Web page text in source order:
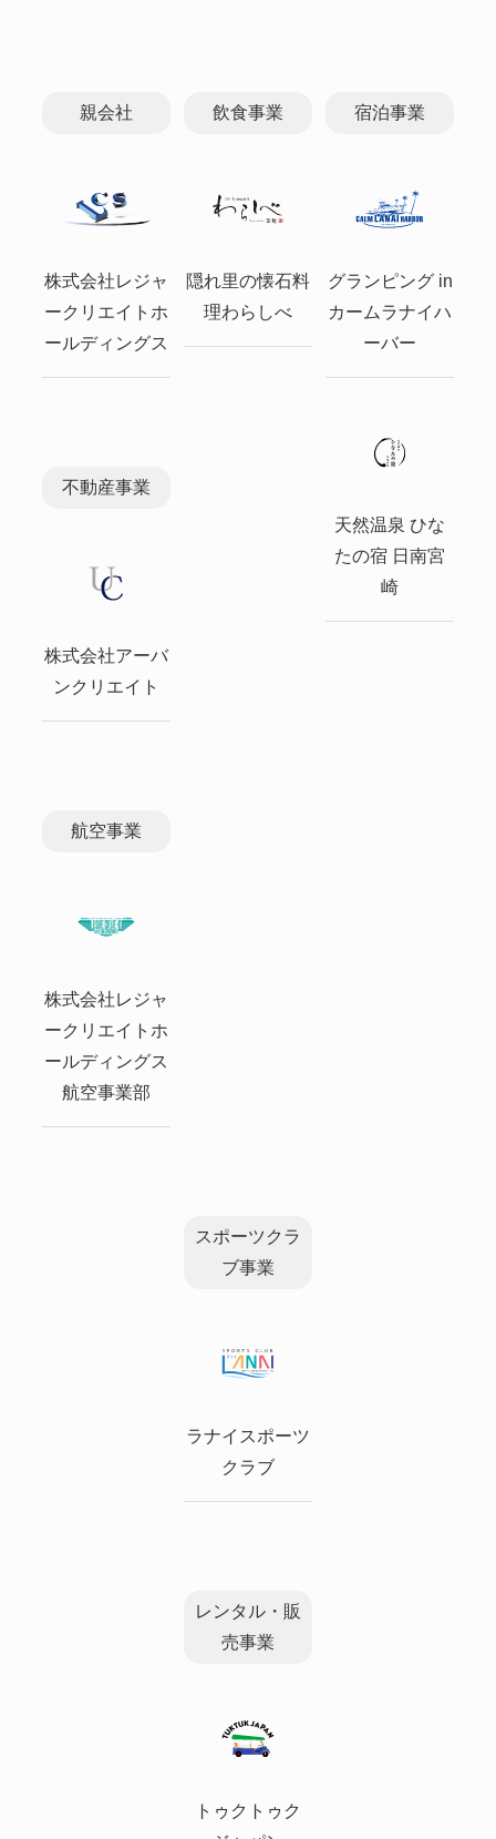
親会社
株式会社レジャ
ークリエイトホ
ールディングス
不動産事業
株式会社アーバ
ンクリエイト
航空事業
株式会社レジャ
ークリエイトホ
ールディングス
航空事業部
飲食事業
隠れ里の懐石料
理わらしべ
宿泊事業
グランピング in
カームラナイハ
ーバー
天然温泉 ひな
たの宿 日南宮
崎
スポーツクラ
ブ事業
ラナイスポーツ
クラブ
レンタル・販
売事業
トゥクトゥク